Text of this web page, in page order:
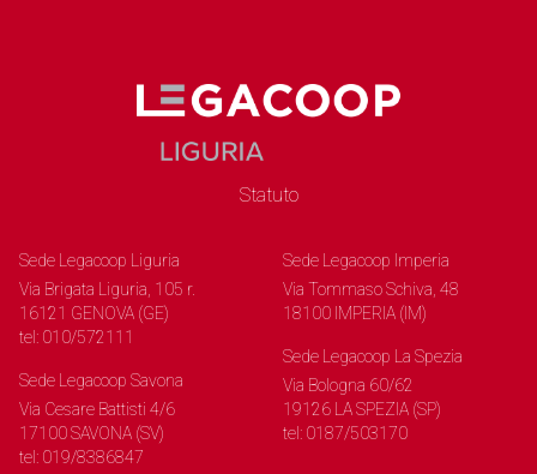
Statuto
Sede Legacoop Liguria
Via Brigata Liguria, 105 r.
16121 GENOVA (GE)
tel: 010/572111
Sede Legacoop Savona
Via Cesare Battisti 4/6
17100 SAVONA (SV)
tel: 019/8386847
Sede Legacoop Imperia
Via Tommaso Schiva, 48
18100 IMPERIA (IM)
Sede Legacoop La Spezia
Via Bologna 60/62
19126 LA SPEZIA (SP)
tel: 0187/503170